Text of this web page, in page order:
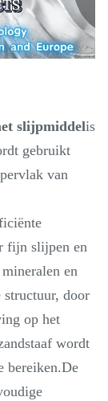
slijpmiddelis
gebruikt
van
fijn slijpen en
en
structuur, door
op het
wordt
bereiken.De